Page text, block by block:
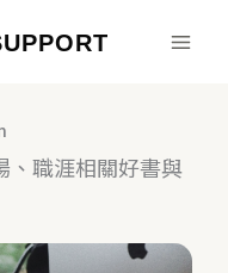
、職涯相關好書與